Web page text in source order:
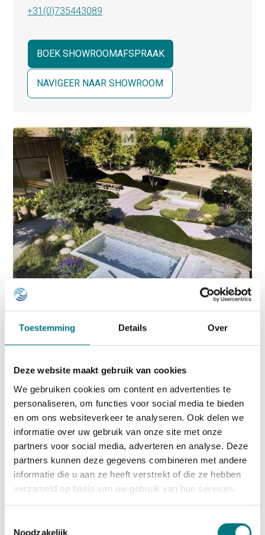
Toestemming Details Over
Deze website maakt gebruik van cookies
We gebruiken cookies om content en advertenties te
personaliseren, om functies voor social media te bieden
en om ons websiteverkeer te analyseren. Ook delen we
informatie over uw gebruik van onze site met onze
partners voor social media, adverteren en analyse. Deze
partners kunnen deze gegevens combineren met andere
informatie die u aan ze heeft verstrekt of die ze hebben
verzameld op basis van uw gebruik van hun services.
Noodzakelijk
+31(0)735443089
BOEK SHOWROOMAFSPRAAK
NAVIGEER NAAR SHOWROOM
Nevenvestiging Eindhoven
nevenvestiging rondleiden door de showroom en
showtuinen. De verwachting is dat we in
september 2026 helemaal klaar zijn met de
showtuinen, en u dan ook hier uitgebreid te woord
kunnen staan.
U kunt dan bij ons een afspraak maken op de
Maandag t/m vrijdag : 09.00 u - 17.00 u.
Zaterdag: 10.00 u - 15.00 u